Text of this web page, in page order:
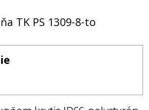
TK PS 1309-8-to